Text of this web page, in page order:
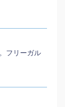
フリーガル